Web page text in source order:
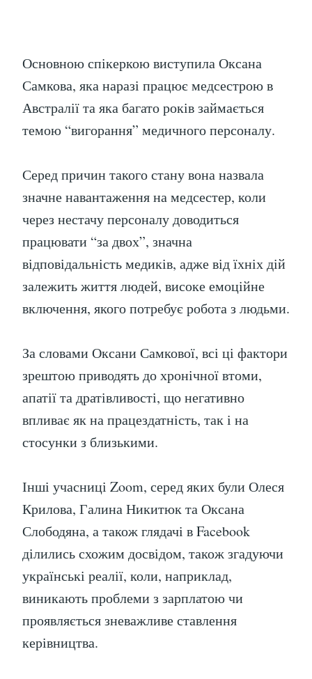
Основною спікеркою виступила Оксана
Самкова, яка наразі працює медсестрою в
Австралії та яка багато років займається
темою “вигорання” медичного персоналу.
Серед причин такого стану вона назвала
значне навантаження на медсестер, коли
через нестачу персоналу доводиться
працювати “за двох”, значна
відповідальність медиків, адже від їхніх дій
залежить життя людей, високе емоційне
включення, якого потребує робота з людьми.
За словами Оксани Самкової, всі ці фактори
зрештою приводять до хронічної втоми,
апатії та дратівливості, що негативно
впливає як на працездатність, так і на
стосунки з близькими.
Інші учасниці Zoom, серед яких були Олеся
Крилова, Галина Никитюк та Оксана
Слободяна, а також глядачі в Facebook
ділились схожим досвідом, також згадуючи
українські реалії, коли, наприклад,
виникають проблеми з зарплатою чи
проявляється зневажливе ставлення
керівництва.